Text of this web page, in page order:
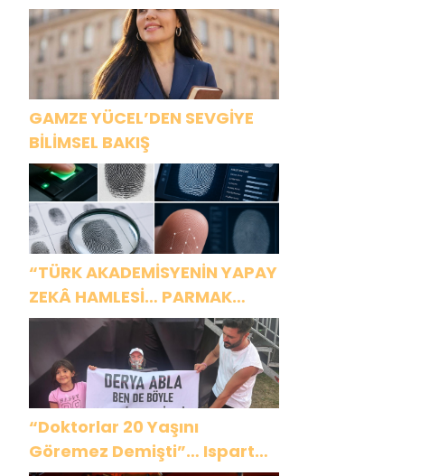
KAPILARINI AÇTI!
GAMZE YÜCEL’DEN SEVGİYE
BİLİMSEL BAKIŞ
“TÜRK AKADEMİSYENİN YAPAY
ZEKÂ HAMLESİ… PARMAK
İZİNDEN KİŞİYE ÖZEL ANALİZ”
“Doktorlar 20 Yaşını
Göremez Demişti”… Ispartalı